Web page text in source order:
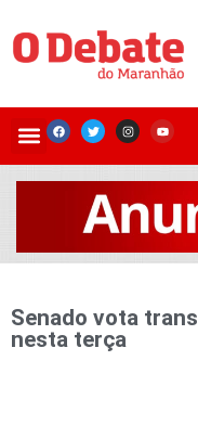
Senado vota
nesta terça